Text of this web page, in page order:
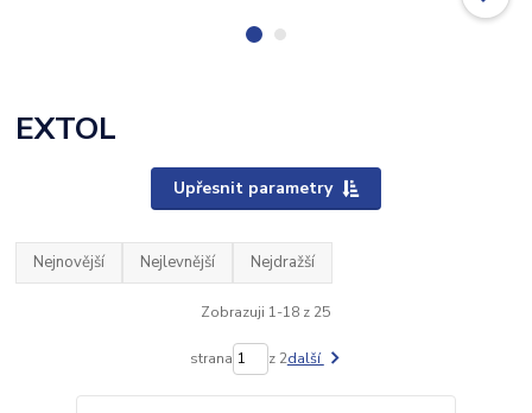
EXTOL
Upřesnit parametry
Nejnovější Nejlevnější Nejdražší
Zobrazuji 1-18 z 25
strana z 2další